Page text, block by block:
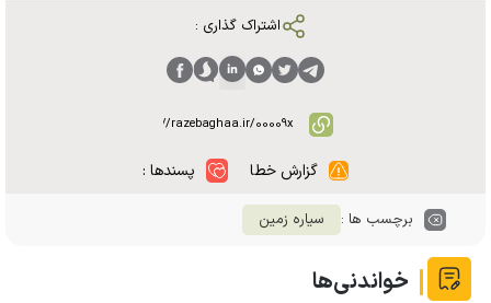
اشتراک گذاری :
گزارش خطا پسندها :
برچسب ها : سیاره زمین
خواندنی‌ها